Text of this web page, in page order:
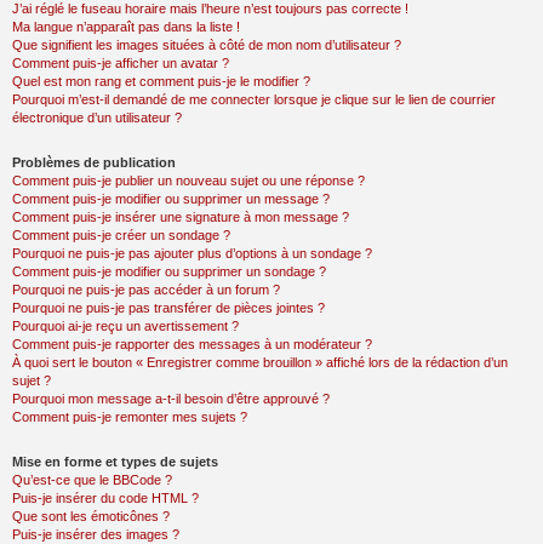
J’ai réglé le fuseau horaire mais l’heure n’est toujours pas correcte !
Ma langue n’apparaît pas dans la liste !
Que signifient les images situées à côté de mon nom d’utilisateur ?
Comment puis-je afficher un avatar ?
Quel est mon rang et comment puis-je le modifier ?
Pourquoi m’est-il demandé de me connecter lorsque je clique sur le lien de courrier
électronique d’un utilisateur ?
Problèmes de publication
Comment puis-je publier un nouveau sujet ou une réponse ?
Comment puis-je modifier ou supprimer un message ?
Comment puis-je insérer une signature à mon message ?
Comment puis-je créer un sondage ?
Pourquoi ne puis-je pas ajouter plus d’options à un sondage ?
Comment puis-je modifier ou supprimer un sondage ?
Pourquoi ne puis-je pas accéder à un forum ?
Pourquoi ne puis-je pas transférer de pièces jointes ?
Pourquoi ai-je reçu un avertissement ?
Comment puis-je rapporter des messages à un modérateur ?
À quoi sert le bouton « Enregistrer comme brouillon » affiché lors de la rédaction d’un
sujet ?
Pourquoi mon message a-t-il besoin d’être approuvé ?
Comment puis-je remonter mes sujets ?
Mise en forme et types de sujets
Qu’est-ce que le BBCode ?
Puis-je insérer du code HTML ?
Que sont les émoticônes ?
Puis-je insérer des images ?